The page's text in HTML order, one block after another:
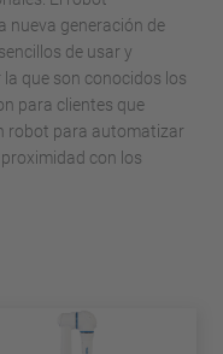
nueva generación de
de usar y
que son conocidos los
para clientes que
robot para automatizar
con los